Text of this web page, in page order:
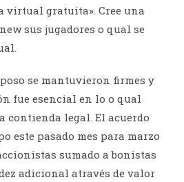
virtual gratuita». Cree una
sus jugadores o qual se
se mantuvieron firmes y
fue esencial en lo o qual
contienda legal. El acuerdo
este pasado mes para marzo
sumado a bonistas
adicional através de valor